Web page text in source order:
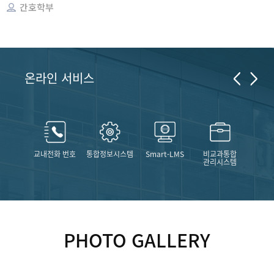
18시다. 서류제출 및 가구원동의: 2026. 8. 12.(수) 9시 ~ 20
간호학부
온라인 서비스
교내전화 번호 통합정보시스템 Smart-LMS 비교과통합
관리시스템
PHOTO GALLERY